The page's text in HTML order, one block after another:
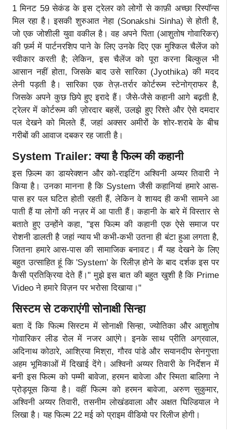
1 मिनट 59 सेकंड के इस ट्रेलर को लोगों से काफ़ी अच्छा रिस्पॉन्स
मिल रहा है। इसकी शुरुआत नेहा (Sonakshi Sinha) से होती है,
जो एक जोशीली युवा वकील है। वह अपने पिता (आशुतोष गोवारिकर)
की फ़र्म में पार्टनरशिप पाने के लिए उनके दिए एक मुश्किल चैलेंज को
स्वीकार करती है; लेकिन, इस चैलेंज को पूरा करना बिल्कुल भी
आसान नहीं होता, जिसके बाद उसे सारिका (Jyothika) की मदद
लेनी पड़ती है। सारिका एक तेज़-तर्रार कोर्टरूम स्टेनोग्राफर है,
जिसके अपने कुछ छिपे हुए इरादे हैं। जैसे-जैसे कहानी आगे बढ़ती है,
ट्रेलर में कोर्टरूम की ज़ोरदार बहसें, उलझे हुए रिश्ते और ऐसे दमदार
पल देखने को मिलते हैं, जहां अक्सर अमीरों के शोर-शराबे के बीच
गरीबों की आवाज दबकर रह जाती है।
System Trailer: क्या है फिल्म की कहानी
इस फ़िल्म का डायरेक्शन और को-राइटिंग अश्विनी अय्यर तिवारी ने
किया है। उनका मानना है कि System जैसी कहानियां हमारे आस-
पास हर पल घटित होती रहती हैं, लेकिन वे शायद ही कभी सामने आ
पाती हैं या लोगों की नज़र में आ पाती हैं। कहानी के बारे में विस्तार से
बताते हुए उन्होंने कहा, "इस फिल्म की कहानी एक ऐसे समाज पर
रोशनी डालती है जहां न्याय भी कभी-कभी उतना ही बंटा हुआ लगता है,
जितना हमारे आस-पास की सामाजिक बनावट। मैं यह देखने के लिए
बहुत उत्साहित हूं कि 'System' के रिलीज़ होने के बाद दर्शक इस पर
कैसी प्रतिक्रिया देते हैं।" मुझे इस बात की बहुत खुशी है कि Prime
Video ने हमारे विज़न पर भरोसा दिखाया।"
सिस्टम से टकराएंगी सोनाक्षी सिन्हा
बता दें कि फिल्म सिस्टम में सोनाक्षी सिन्हा, ज्योतिका और आशुतोष
गोवारिकर लीड रोल में नजर आएंगे। इनके साथ प्रीति अग्रवाल,
अदिनाथ कोठारे, आश्रिया मिश्रा, गौरव पांडे और सयानदीप सेनगुप्ता
अहम भूमिकाओं में दिखाई देंगे। अश्विनी अय्यर तिवारी के निर्देशन में
बनी इस फिल्म को पम्मी बावेजा, हरमन बावेजा और स्मिता बालिगा ने
प्रोड्यूस किया है। वहीं फिल्म को हरमन बावेजा, अरुण सुकुमार,
अश्विनी अय्यर तिवारी, तसनीम लोखंडवाला और अक्षत घिल्डियाल ने
लिखा है। यह फिल्म 22 मई को प्राइम वीडियो पर रिलीज होगी।